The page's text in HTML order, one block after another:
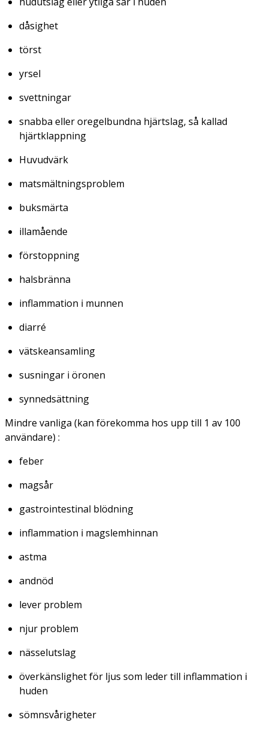
dåsighet
törst
yrsel
svettningar
snabba eller oregelbundna hjärtslag, så kallad
hjärtklappning
Huvudvärk
matsmältningsproblem
buksmärta
illamående
förstoppning
halsbränna
inflammation i munnen
diarré
vätskeansamling
susningar i öronen
synnedsättning
Mindre vanliga (kan förekomma hos upp till 1 av 100
användare) :
feber
magsår
gastrointestinal blödning
inflammation i magslemhinnan
astma
andnöd
lever problem
njur problem
nässelutslag
överkänslighet för ljus som leder till inflammation i
huden
sömnsvårigheter